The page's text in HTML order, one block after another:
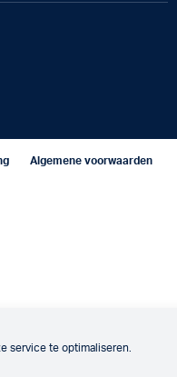
service te optimaliseren.
Algemene voorwaarden